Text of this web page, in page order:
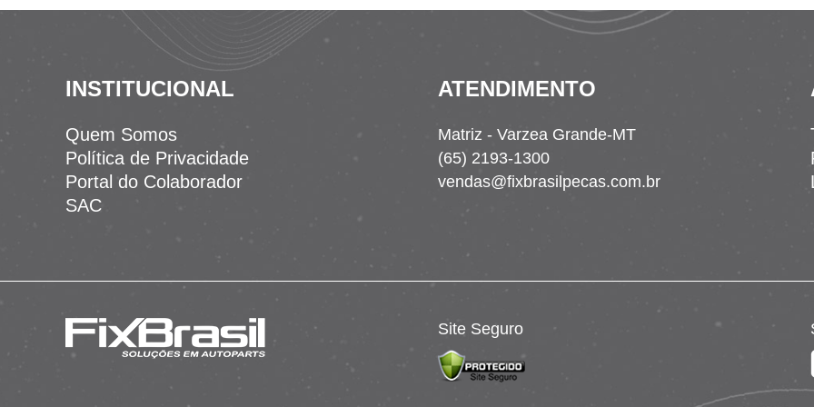
COFRAN
COLUMBIA
CONDUMAX
COVERTECH CAPOTAS
Dayco
DENSO
DFENDER
INSTITUCIONAL
Quem Somos
Política de Privacidade
Portal do Colaborador
SAC
ATENDIMENTO
Matriz - Varzea Grande-MT
(65) 2193-1300
vendas@fixbrasilpecas.com.br
Site Seguro